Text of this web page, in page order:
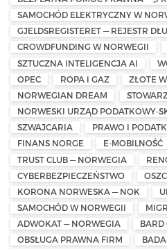
SAMOCHÓD ELEKTRYCZNY W
GJELDSREGISTERET — REJESTR
CROWDFUNDING W NORWEGII
SZTUCZNA INTELIGENCJA AI
OPEC
ROPA I GAZ ZŁOTE
NORWEGIAN DREAM
NORWESKI URZĄD PODATKOWY-
SZWAJCARIA
PRAWO I
FINANS NORGE
E-MOBILNOŚĆ
TRUST CLUB — NORWEGIA
CYBERBEZPIECZEŃSTWO
KORONA NORWESKA — NOK
SAMOCHÓD W NORWEGII
ADWOKAT — NORWEGIA
BARD
OBSŁUGA PRAWNA FIRM